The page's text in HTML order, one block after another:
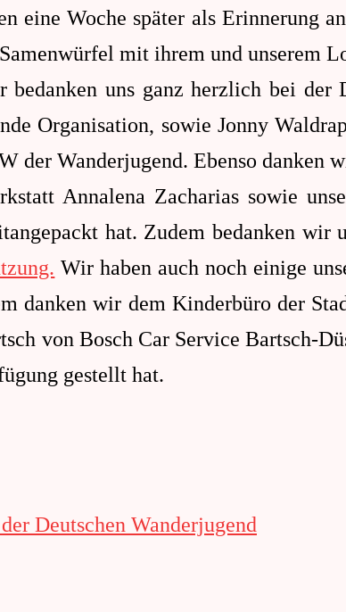
eine Woche später als Erinnerung
mit ihrem und unserem
uns ganz herzlich bei der
Organisation, sowie Jonny
der Wanderjugend. Ebenso danken
Annalena Zacharias sowie
hat. Zudem bedanken
Wir haben auch noch einige
danken wir dem Kinderbüro der
von Bosch Car Service Bartsch-
gestellt hat.
Deutschen Wanderjugend